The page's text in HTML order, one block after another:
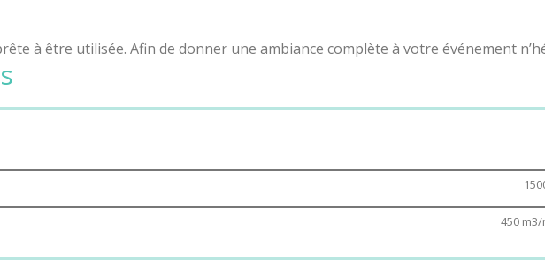
à être utilisée. Afin de donner une ambiance complète à votre événement
de lumières
puis je utiliser une machine à fumée?
. Elle ajoute une touche d’élégance et de mystère à
450